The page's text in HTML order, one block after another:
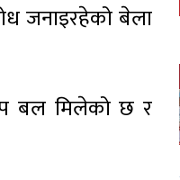
जनाइरहेको बेला
बल मिलेको छ र